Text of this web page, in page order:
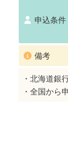
申込条件
備考
・北海道銀
・全国から